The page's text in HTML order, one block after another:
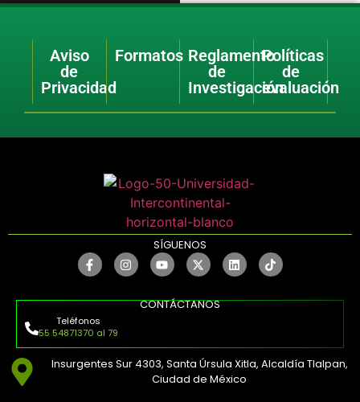
Aviso
de
Privacidad
Formatos Reglamento
de
Investigación
Políticas
de
evaluación
SÍGUENOS
CONTÁCTANOS
Teléfonos
55 54871370 al 79
Insurgentes Sur 4303, Santa Úrsula Xitla, Alcaldía Tlalpan,
Ciudad de México